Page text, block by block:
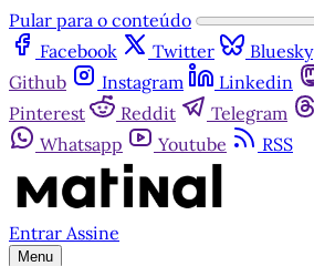
Pular para o conteúdo
Facebook
Twitter Bluesky
Github
Instagram Linkedin
Pinterest
Reddit Telegram
Whatsapp
Youtube RSS
Entrar Assine
Menu